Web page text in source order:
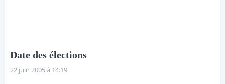
Date des élections
22 juin 2005 à 14:19